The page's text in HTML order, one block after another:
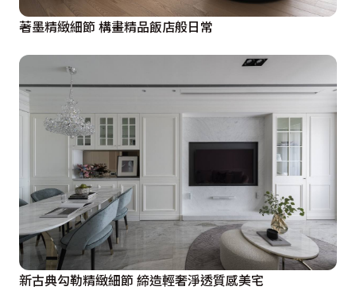
著墨精緻細節 構畫精品飯店般日常
新古典勾勒精緻細節 締造輕奢淨透質感美宅